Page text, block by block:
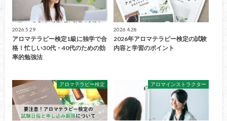
2026.5.29
アロマテラピー検定1級に独学で合
格！忙しい30代・40代のための効
率的勉強法
2026.4.28
2026年アロマテラピー検定の試験
内容と学習のポイント
アロマテラピー検定 アロマインストラクター